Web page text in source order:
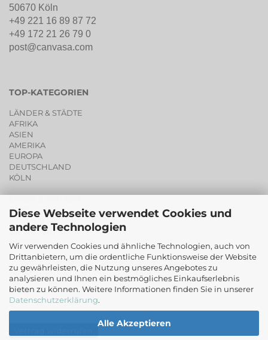
Diese Webseite verwendet Cookies und
andere Technologien
Wir verwenden Cookies und ähnliche Technologien, auch von
Drittanbietern, um die ordentliche Funktionsweise der Website
zu gewährleisten, die Nutzung unseres Angebotes zu
analysieren und Ihnen ein bestmögliches Einkaufserlebnis
bieten zu können. Weitere Informationen finden Sie in unserer
Datenschutzerklärung.
Alle Akzeptieren
50670 Köln
+49 221 16 89 87 72
+49 172 21 26 79 0
post@canvasa.com
TOP-KATEGORIEN
LÄNDER & STÄDTE
AFRIKA
ASIEN
AMERIKA
EUROPA
DEUTSCHLAND
KÖLN
PORTRAITS
BLUMEN
LIVING ART
POSTER
SALE
GUTSCHEINE
ORIGINALE